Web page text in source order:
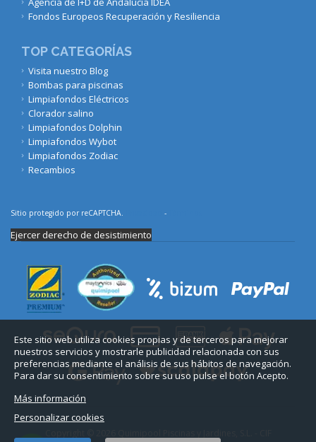
Fondos Europeos Recuperación y Resiliencia
TOP CATEGORÍAS
Visita nuestro Blog
Bombas para piscinas
Limpiafondos Eléctricos
Clorador salino
Limpiafondos Dolphin
Limpiafondos Wybot
Limpiafondos Zodiac
Recambios
Este sitio web utiliza cookies propias y de terceros para mejorar
nuestros servicios y mostrarle publicidad relacionada con sus
preferencias mediante el análisis de sus hábitos de navegación.
Para dar su consentimiento sobre su uso pulse el botón Acepto.
Más información
Personalizar cookies
Sitio protegido por reCAPTCHA. -
Ejercer derecho de desistimiento